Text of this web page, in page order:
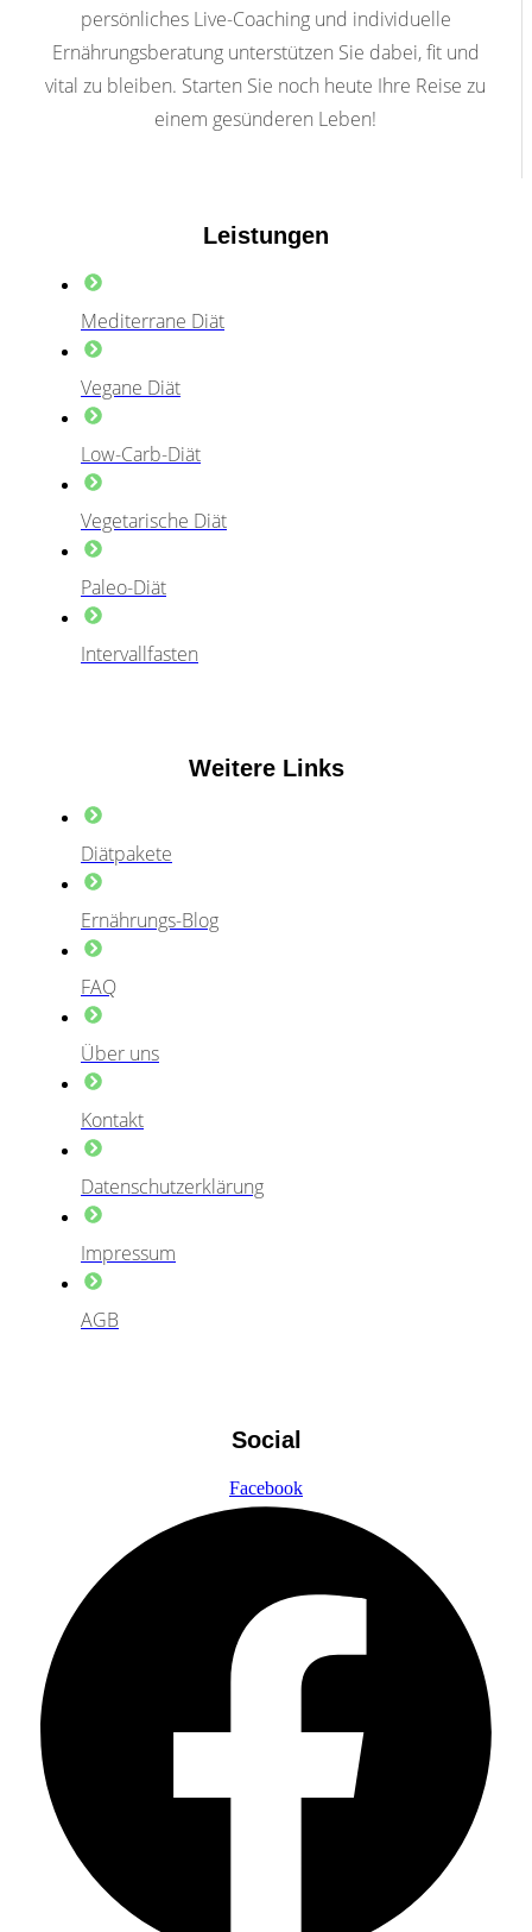
persönliches Live-Coaching und individuelle
Ernährungsberatung unterstützen Sie dabei, fit und
vital zu bleiben. Starten Sie noch heute Ihre Reise zu
einem gesünderen Leben!
Leistungen
Mediterrane Diät
Vegane Diät
Low-Carb-Diät
Vegetarische Diät
Paleo-Diät
Intervallfasten
Weitere Links
Diätpakete
Ernährungs-Blog
FAQ
Über uns
Kontakt
Datenschutzerklärung
Impressum
AGB
Social
Facebook